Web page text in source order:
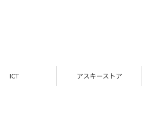
ICT アスキーストア